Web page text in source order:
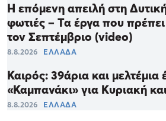
Η επόμενη απειλή στη
φωτιές – Τα έργα που
τον Σεπτέμβριο (video)
8.8.2026 ΕΛΛΑΔΑ
Καιρός: 39άρια και
«Καμπανάκι» για Κυριακή
8.8.2026 ΕΛΛΑΔΑ